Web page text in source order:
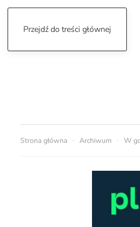
Przejdź do treści głównej
Strona główna Archiwum W